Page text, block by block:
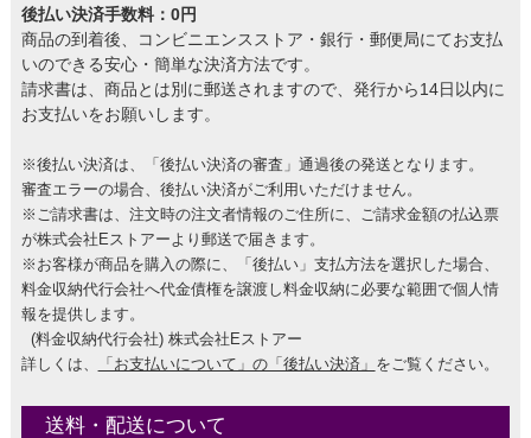
後払い決済手数料：0円
商品の到着後、コンビニエンスストア・銀行・郵便局にてお支払
いのできる安心・簡単な決済方法です。
請求書は、商品とは別に郵送されますので、発行から14日以内に
お支払いをお願いします。
※後払い決済は、「後払い決済の審査」通過後の発送となります。
審査エラーの場合、後払い決済がご利用いただけません。
※ご請求書は、注文時の注文者情報のご住所に、ご請求金額の払込票
が株式会社Eストアーより郵送で届きます。
※お客様が商品を購入の際に、「後払い」支払方法を選択した場合、
料金収納代行会社へ代金債権を譲渡し料金収納に必要な範囲で個人情
報を提供します。
(料金収納代行会社) 株式会社Eストアー
詳しくは、
「お支払いについて」の「後払い決済」 をご覧ください。
送料・配送について